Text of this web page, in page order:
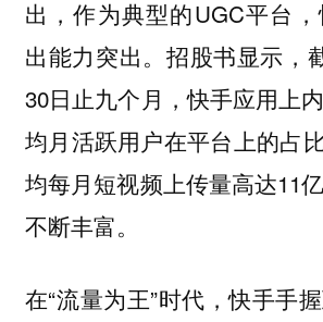
出，作为典型的UGC平台
出能力突出。招股书显示，
30日止九个月，快手应用上
均月活跃用户在平台上的占
均每月短视频上传量高达11
不断丰富。
在“流量为王”时代，快手手